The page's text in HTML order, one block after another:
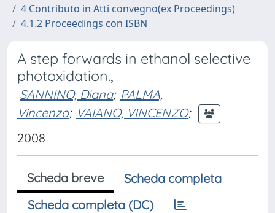
4 Contributo in Atti convegno(ex Proceedings)
4.1.2 Proceedings con ISBN
A step forwards in ethanol selective
photoxidation.,
SANNINO, Diana; PALMA,
Vincenzo; VAIANO, VINCENZO;
2008
Scheda breve
Scheda completa
Scheda completa (DC)